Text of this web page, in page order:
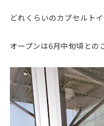
どれくらいのカプセルト
オープンは6月中旬頃との